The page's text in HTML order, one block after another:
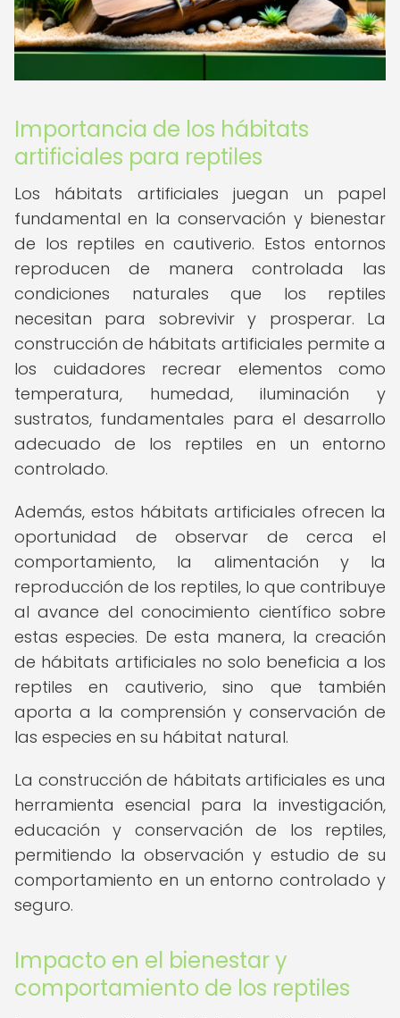
Importancia de los hábitats
artificiales para reptiles
Los hábitats artificiales juegan un papel
fundamental en la conservación y bienestar
de los reptiles en cautiverio. Estos entornos
reproducen de manera controlada las
condiciones naturales que los reptiles
necesitan para sobrevivir y prosperar. La
construcción de hábitats artificiales permite a
los cuidadores recrear elementos como
temperatura, humedad, iluminación y
sustratos, fundamentales para el desarrollo
adecuado de los reptiles en un entorno
controlado.
Además, estos hábitats artificiales ofrecen la
oportunidad de observar de cerca el
comportamiento, la alimentación y la
reproducción de los reptiles, lo que contribuye
al avance del conocimiento científico sobre
estas especies. De esta manera, la creación
de hábitats artificiales no solo beneficia a los
reptiles en cautiverio, sino que también
aporta a la comprensión y conservación de
las especies en su hábitat natural.
La construcción de hábitats artificiales es una
herramienta esencial para la investigación,
educación y conservación de los reptiles,
permitiendo la observación y estudio de su
comportamiento en un entorno controlado y
seguro.
Impacto en el bienestar y
comportamiento de los reptiles